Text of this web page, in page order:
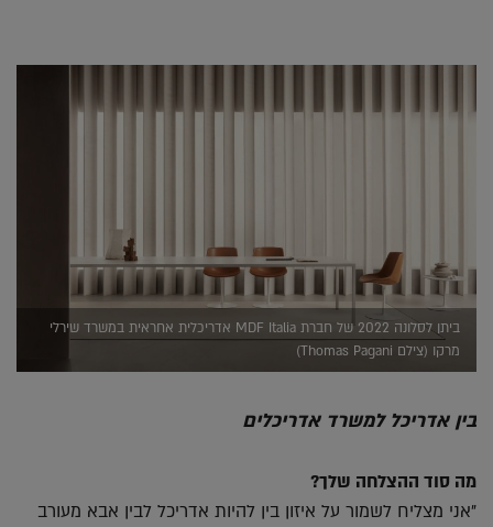
ביתן לסלונה 2022 של חברת MDF Italia אדריכלית אחראית במשרד שירלי
מרקו (צילם Thomas Pagani)
בין אדריכל למשרד אדריכלים
מה סוד ההצלחה שלך?
"אני מצליח לשמור על איזון בין להיות אדריכל לבין אבא מעורב